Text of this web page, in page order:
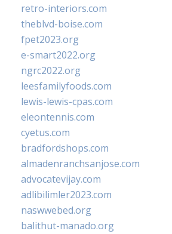
retro-interiors.com
theblvd-boise.com
fpet2023.org
e-smart2022.org
ngrc2022.org
leesfamilyfoods.com
lewis-lewis-cpas.com
eleontennis.com
cyetus.com
bradfordshops.com
almadenranchsanjose.com
advocatevijay.com
adlibilimler2023.com
naswwebed.org
balithut-manado.org